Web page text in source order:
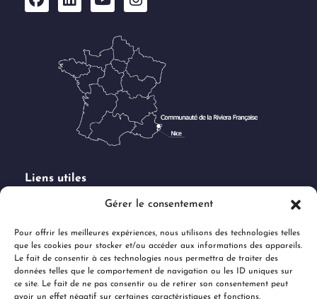
Gérer le consentement
Pour offrir les meilleures expériences, nous utilisons des technologies telles
que les cookies pour stocker et/ou accéder aux informations des appareils.
Le fait de consentir à ces technologies nous permettra de traiter des
données telles que le comportement de navigation ou les ID uniques sur
ce site. Le fait de ne pas consentir ou de retirer son consentement peut
avoir un effet négatif sur certaines caractéristiques et fonctions.
Liens utiles
Offres d'emploi
Espace Presse & Logo
Charte des réseaux sociaux